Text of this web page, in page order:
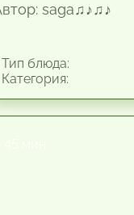
saga♫♪♫♪
блюда: